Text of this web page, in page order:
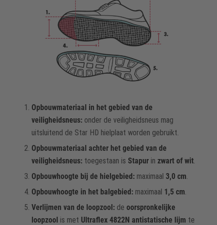
Opbouwmateriaal in het gebied van de
veiligheidsneus: onder de veiligheidsneus mag
uitsluitend de Star HD hielplaat worden gebruikt.
Opbouwmateriaal achter het gebied van de
veiligheidsneus: toegestaan is Stapurin zwart of wit.
Opbouwhoogte bij de hielgebied: maximaal 3,0 cm.
Opbouwhoogte in het balgebied: maximaal 1,5 cm.
Verlijmen van de loopzool: de oorspronkelijke
loopzool is met Ultraflex 4822N antistatische lijm te